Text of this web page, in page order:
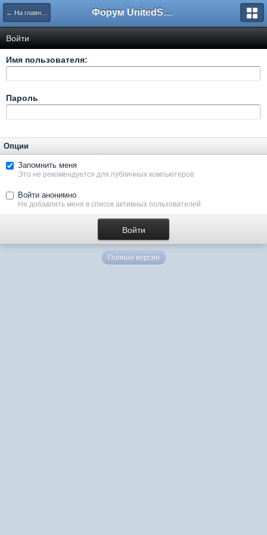
← На главную Форум UnitedSouth
Войти
Имя пользователя:
Пароль
Опции
Запомнить меня
Это не рекомендуется для публичных компьютеров
Войти анонимно
Не добавлять меня в список активных пользователей
Полная версия